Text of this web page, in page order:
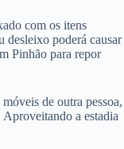
com os itens
desleixo poderá causar
Pinhão para repor
de outra pessoa,
a estadia